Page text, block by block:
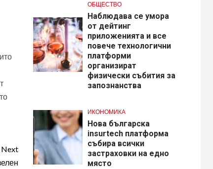
Next
ОБЩЕСТВО
Наблюдава се умора
от дейтинг
приложенията и все
повече технологични
платформи
организират
физически събития за
запознанства
ИКОНОМИКА
Нова българска
insurtech платформа
събира всички
застраховки на едно
място